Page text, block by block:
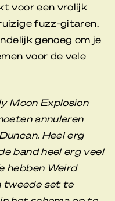
voor een vrolijk
fuzz-gitaren.
genoeg om je
voor de vele
Moon Explosion
annuleren
Heel erg
band heel erg veel
hebben Weird
tweede set te